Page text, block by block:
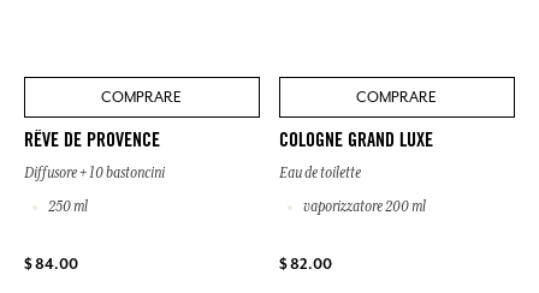
COMPRARE
RÊVE DE PROVENCE
Diffusore + 10 bastoncini
250 ml
$ 84.00
COMPRARE
COLOGNE GRAND LUXE
Eau de toilette
vaporizzatore 200 ml
$ 82.00